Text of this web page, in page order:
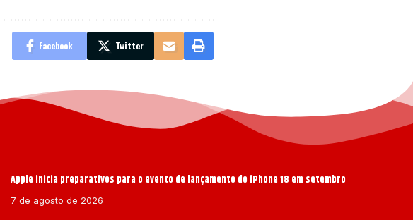
Facebook Twitter
Apple inicia preparativos para o evento de lançamento do iPhone 18 em setembro
7 de agosto de 2026